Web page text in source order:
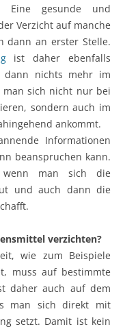
Eine gesunde und
Verzicht auf manche
dann an erster Stelle.
ist daher ebenfalls
dann nichts mehr im
man sich nicht nur bei
sondern auch im
ankommt.
Informationen
beanspruchen kann.
man sich die
und auch dann die
verzichten?
wie zum Beispiele
muss auf bestimmte
daher auch auf dem
man sich direkt mit
setzt. Damit ist kein